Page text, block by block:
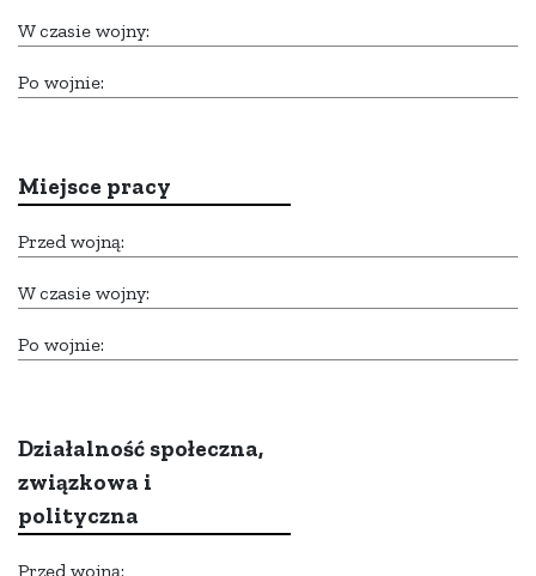
W czasie wojny:
Po wojnie:
Miejsce pracy
Przed wojną:
W czasie wojny:
Po wojnie:
Działalność społeczna,
związkowa i
polityczna
Przed wojną: